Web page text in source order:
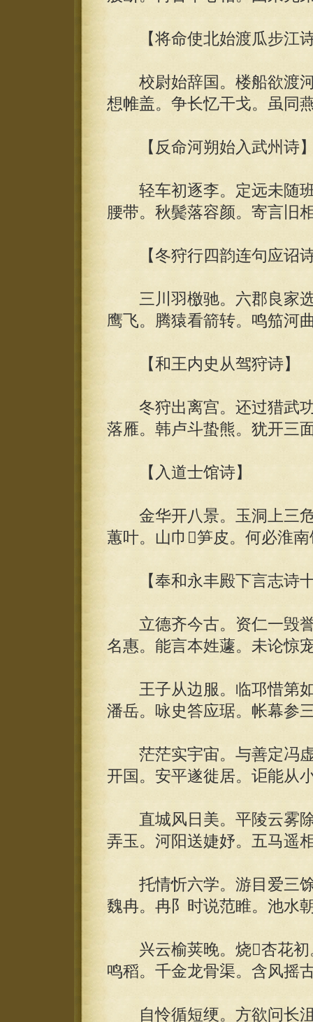
【将命使北始渡瓜步江
校尉始辞国。楼船欲渡河
想帷盖。争长忆干戈。虽同
【反命河朔始入武州诗
轻车初逐李。定远未随班
腰带。秋鬓落容颜。寄言旧
【冬狩行四韵连句应诏
三川羽檄驰。六郡良家选
鹰飞。腾猿看箭转。鸣笳河
【和王内史从驾狩诗】
冬狩出离宫。还过猎武功
落雁。韩卢斗蛰熊。犹开三
【入道士馆诗】
金华开八景。玉洞上三危
蕙叶。山巾笋皮。何必淮
【奉和永丰殿下言志诗
立德齐今古。资仁一毁誉
名惠。能言本姓蘧。未论惊
王子从边服。临邛惜第如
潘岳。咏史答应琚。帐幕参
茫茫实宇宙。与善定冯虚
开国。安平遂徙居。讵能从
直城风日美。平陵云雾除
弄玉。河阳送婕妤。五马遥
托情忻六学。游目爱三馀
魏冉。冉阝时说范睢。池水
兴云榆荚晚。烧杏花初
鸣稻。千金龙骨渠。含风摇
自怜循短绠。方欲问长沮